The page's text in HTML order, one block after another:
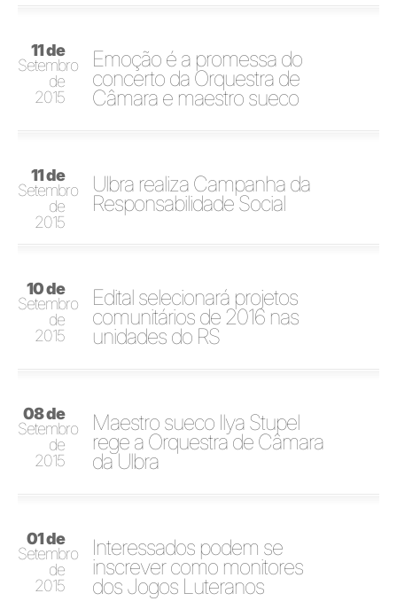
11 de
Setembro
de
2015
Emoção é a promessa do
concerto da Orquestra de
Câmara e maestro sueco
11 de
Setembro
de
2015
Ulbra realiza Campanha da
Responsabilidade Social
10 de
Setembro
de
2015
Edital selecionará projetos
comunitários de 2016 nas
unidades do RS
08 de
Setembro
de
2015
Maestro sueco Ilya Stupel
rege a Orquestra de Câmara
da Ulbra
01 de
Setembro
de
2015
Interessados podem se
inscrever como monitores
dos Jogos Luteranos